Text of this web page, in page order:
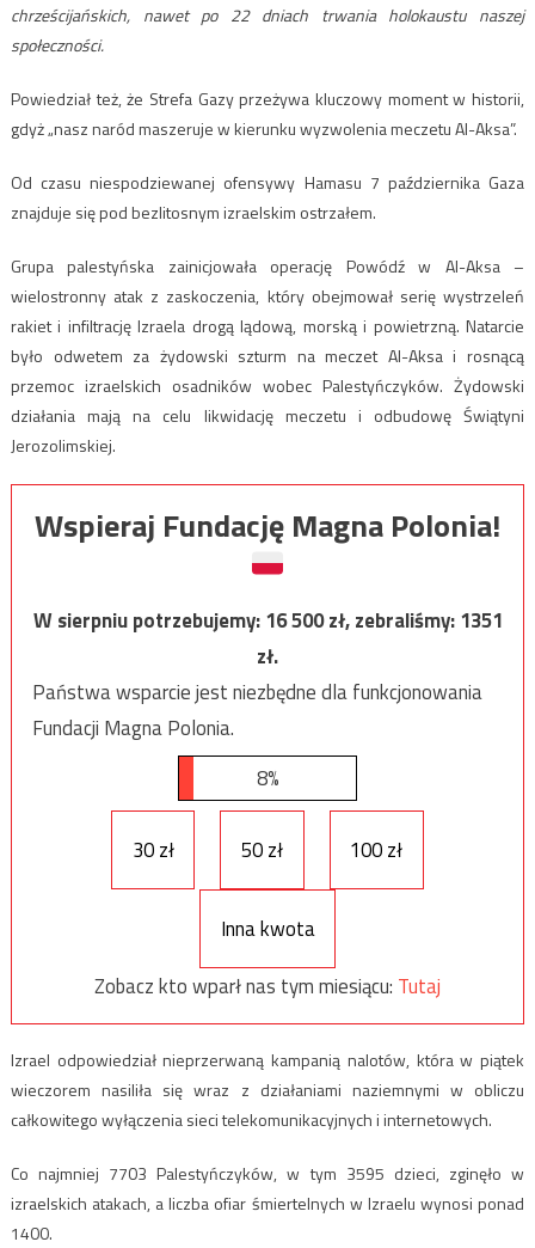
chrześcijańskich, nawet po 22 dniach trwania holokaustu naszej
społeczności.
Powiedział też, że Strefa Gazy przeżywa kluczowy moment w historii,
gdyż „nasz naród maszeruje w kierunku wyzwolenia meczetu Al-Aksa”.
Od czasu niespodziewanej ofensywy Hamasu 7 października Gaza
znajduje się pod bezlitosnym izraelskim ostrzałem.
Grupa palestyńska zainicjowała operację Powódź w Al-Aksa –
wielostronny atak z zaskoczenia, który obejmował serię wystrzeleń
rakiet i infiltrację Izraela drogą lądową, morską i powietrzną. Natarcie
było odwetem za żydowski szturm na meczet Al-Aksa i rosnącą
przemoc izraelskich osadników wobec Palestyńczyków. Żydowski
działania mają na celu likwidację meczetu i odbudowę Świątyni
Jerozolimskiej.
Wspieraj Fundację Magna Polonia!
W sierpniu potrzebujemy:16 500zł, zebraliśmy:1351
zł.
Państwa wsparcie jest niezbędne dla funkcjonowania
Fundacji Magna Polonia.
8%
30 zł 50 zł 100 zł
Inna kwota
Zobacz kto wparł nas tym miesiącu: Tutaj
Izrael odpowiedział nieprzerwaną kampanią nalotów, która w piątek
wieczorem nasiliła się wraz z działaniami naziemnymi w obliczu
całkowitego wyłączenia sieci telekomunikacyjnych i internetowych.
Co najmniej 7703 Palestyńczyków, w tym 3595 dzieci, zginęło w
izraelskich atakach, a liczba ofiar śmiertelnych w Izraelu wynosi ponad
1400.